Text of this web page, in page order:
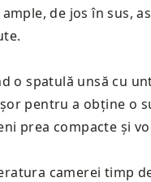
de jos în sus,
o spatulă unsă cu
pentru a obține o
prea compacte și
camerei timp